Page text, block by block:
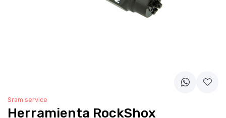
Sram service
Herramienta RockShox